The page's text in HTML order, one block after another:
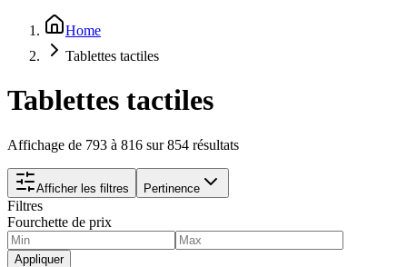
Home
Tablettes tactiles
Tablettes tactiles
Affichage de 793 à 816 sur 854 résultats
Afficher les filtres Pertinence
Filtres
Fourchette de prix
Appliquer